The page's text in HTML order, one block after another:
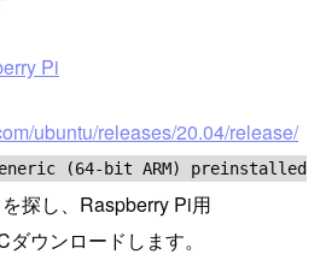
Pi
ubuntu/releases/20.04/release/
(64-bit ARM) preinstalled
探し、Raspberry Pi用
ウンロードします。